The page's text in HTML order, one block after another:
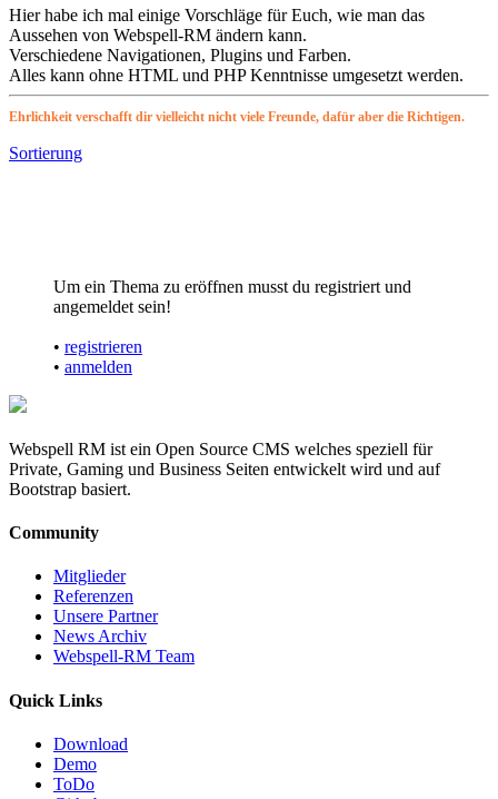
Hier habe ich mal einige Vorschläge für Euch, wie man das
Aussehen von Webspell-RM ändern kann.
Verschiedene Navigationen, Plugins und Farben.
Alles kann ohne HTML und PHP Kenntnisse umgesetzt werden.
Ehrlichkeit verschafft dir vielleicht nicht viele Freunde, dafür aber die Richtigen.
Sortierung
Um ein Thema zu eröffnen musst du registriert und
angemeldet sein!
• registrieren
• anmelden
Webspell RM ist ein Open Source CMS welches speziell für
Private, Gaming und Business Seiten entwickelt wird und auf
Bootstrap basiert.
Community
Mitglieder
Referenzen
Unsere Partner
News Archiv
Webspell-RM Team
Quick Links
Download
Demo
ToDo